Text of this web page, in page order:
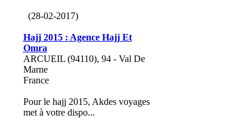
(28-02-2017)
Hajj 2015 : Agence Hajj Et
Omra
ARCUEIL (94110), 94 - Val De
Marne
France
Pour le hajj 2015, Akdes voyages
met à votre dispo...